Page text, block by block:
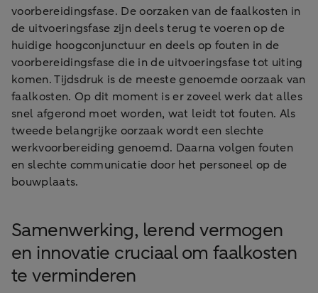
voorbereidingsfase. De oorzaken van de faalkosten in
de uitvoeringsfase zijn deels terug te voeren op de
huidige hoogconjunctuur en deels op fouten in de
voorbereidingsfase die in de uitvoeringsfase tot uiting
komen. Tijdsdruk is de meeste genoemde oorzaak van
faalkosten. Op dit moment is er zoveel werk dat alles
snel afgerond moet worden, wat leidt tot fouten. Als
tweede belangrijke oorzaak wordt een slechte
werkvoorbereiding genoemd. Daarna volgen fouten
en slechte communicatie door het personeel op de
bouwplaats.
Samenwerking, lerend vermogen
en innovatie cruciaal om faalkosten
te verminderen